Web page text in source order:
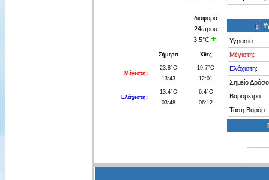
διαφορά
24ώρου
3.5°C
Σήμερα Χθες
Μέγιστη:
23.8°C
13:43
19.7°C
12:01
Ελάχιστη:
13.4°C
03:48
6.4°C
06:12
Υγρασία:
Μέγιστη:
Ελάχιστη:
Σημείο
Βαρόμετρο:
Τάση Βαρόμ: